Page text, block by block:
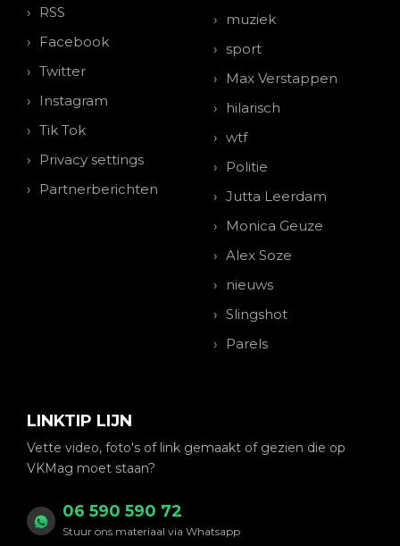
RSS
Facebook
Twitter
Instagram
Tik Tok
Privacy settings
Partnerberichten
muziek
sport
Max Verstappen
hilarisch
wtf
Politie
Jutta Leerdam
Monica Geuze
Alex Soze
nieuws
Slingshot
Parels
LINKTIP LIJN
Vette video, foto's of link gemaakt of gezien die op
VKMag moet staan?
06 590 590 72
Stuur ons materiaal via Whatsapp